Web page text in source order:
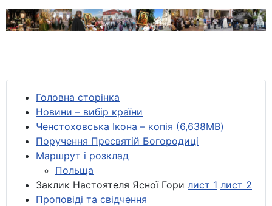
Головна сторінка
Новини – вибір країни
Ченстоховська Ікона – копія (6,638MB)
Поручення Пресвятій Богородиці
Маршрут і розклад
Польща
Заклик Настоятеля Ясної Гори лист 1 лист 2
Проповіді та свідчення